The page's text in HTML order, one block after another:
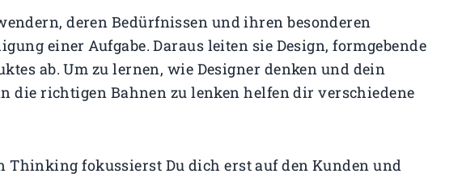
deren Bedürfnissen und ihren besonderen
einer Aufgabe. Daraus leiten sie Design, formgebende
ab. Um zu lernen, wie Designer denken und dein
die richtigen Bahnen zu lenken helfen dir verschiedene
Thinking fokussierst Du dich erst auf den Kunden und